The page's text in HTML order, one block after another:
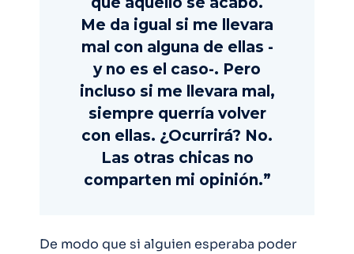
Me da igual si me llevara
mal con alguna de ellas -
y no es el caso-. Pero
incluso si me llevara mal,
siempre querría volver
con ellas. ¿Ocurrirá? No.
Las otras chicas no
comparten mi opinión.”
De modo que si alguien esperaba poder